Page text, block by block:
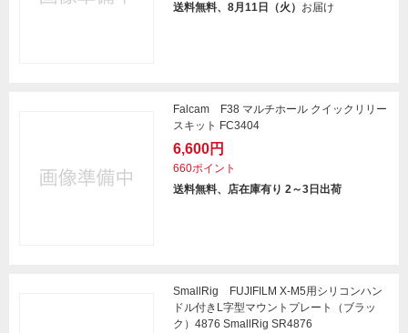
送料無料、8月11日（火） お届け
Falcam F38 マルチホール クイックリリー
スキット FC3404
6,600円
660ポイント
送料無料、店在庫有り 2～3日出荷
SmallRig FUJIFILM X-M5用シリコンハン
ドル付きL字型マウントプレート（ブラッ
ク）4876 SmallRig SR4876